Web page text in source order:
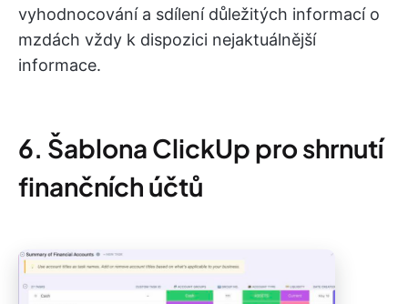
vyhodnocování a sdílení důležitých informací o
mzdách vždy k dispozici nejaktuálnější
informace.
6. Šablona ClickUp pro shrnutí
finančních účtů